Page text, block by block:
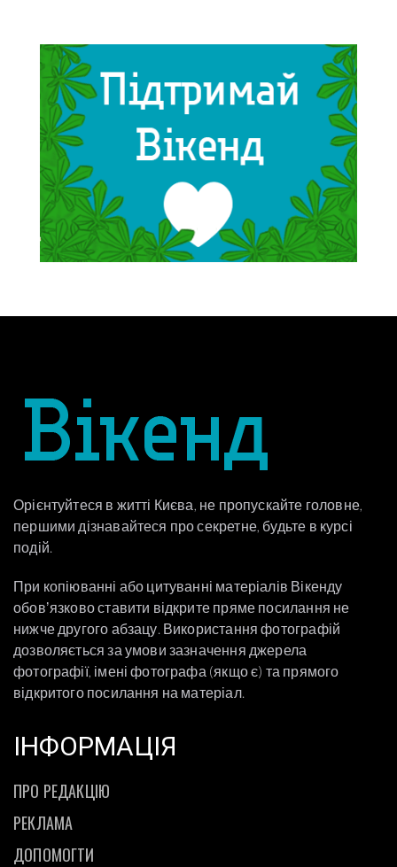
Орієнтуйтеся в житті Києва, не пропускайте головне,
першими дізнавайтеся про секретне, будьте в курсі
подій.
При копіюванні або цитуванні матеріалів Вікенду
обовʼязково ставити відкрите пряме посилання не
нижче другого абзацу. Використання фотографій
дозволяється за умови зазначення джерела
фотографії, імені фотографа (якщо є) та прямого
відкритого посилання на матеріал.
ІНФОРМАЦІЯ
ПРО РЕДАКЦІЮ
РЕКЛАМА
ДОПОМОГТИ